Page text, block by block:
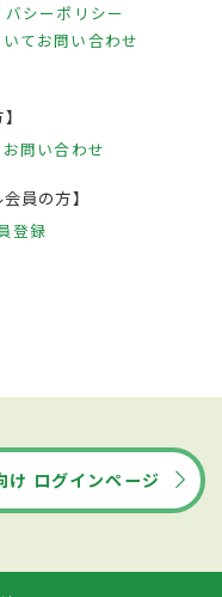
バシーポリシー
てお問い合わせ
お問い合わせ
員の方】
登録
け ログインページ